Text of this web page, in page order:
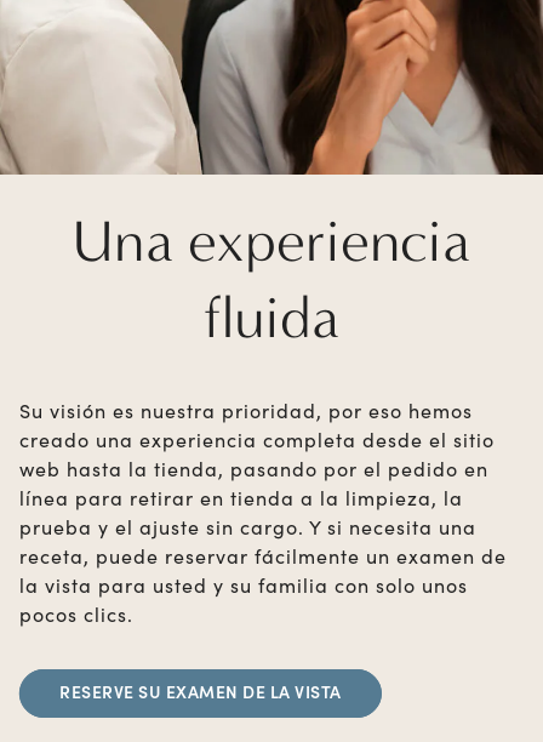
Una experiencia
fluida
Su visión es nuestra prioridad, por eso hemos
creado una experiencia completa desde el sitio
web hasta la tienda, pasando por el pedido en
línea para retirar en tienda a la limpieza, la
prueba y el ajuste sin cargo. Y si necesita una
receta, puede reservar fácilmente un examen de
la vista para usted y su familia con solo unos
pocos clics.
RESERVE SU EXAMEN DE LA VISTA